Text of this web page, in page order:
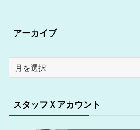
アーカイブ
スタッフＸアカウント